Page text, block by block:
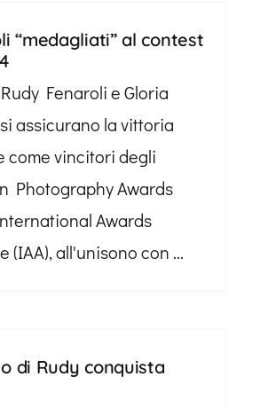
“medagliati” al contest
Fenaroli e Gloria
assicurano la vittoria
come vincitori degli
Photography Awards
Awards
(IAA), all'unisono con ...
di Rudy conquista